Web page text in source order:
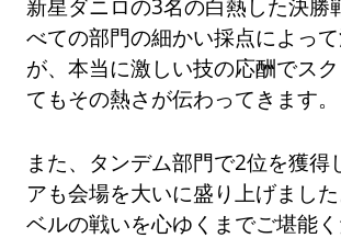
新星ダニロの3名の白熱した決勝
べての部門の細かい採点によっ
が、本当に激しい技の応酬でス
てもその熱さが伝わってきます。
また、タンデム部門で2位を獲得
アも会場を大いに盛り上げまし
ベルの戦いを心ゆくまでご堪能く